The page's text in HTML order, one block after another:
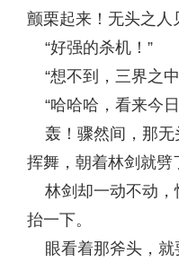
颤栗起来！无头之人
“好强的杀机！”
“想不到，三界之
“哈哈哈，看来今
轰！骤然间，那无
挥舞，朝着林剑就劈
林剑却一动不动，
抬一下。
眼看着那斧头，就